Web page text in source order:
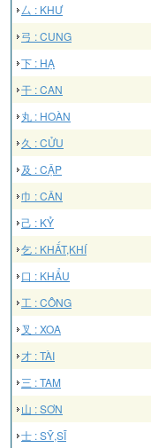
厶 : KHƯ
弓 : CUNG
下 : HẠ
干 : CAN
丸 : HOÀN
久 : CỬU
及 : CẬP
巾 : CÂN
己 : KỶ
乞 : KHẤT,KHÍ
口 : KHẨU
工 : CÔNG
叉 : XOA
才 : TÀI
三 : TAM
山 : SƠN
士 : SỸ,SĨ